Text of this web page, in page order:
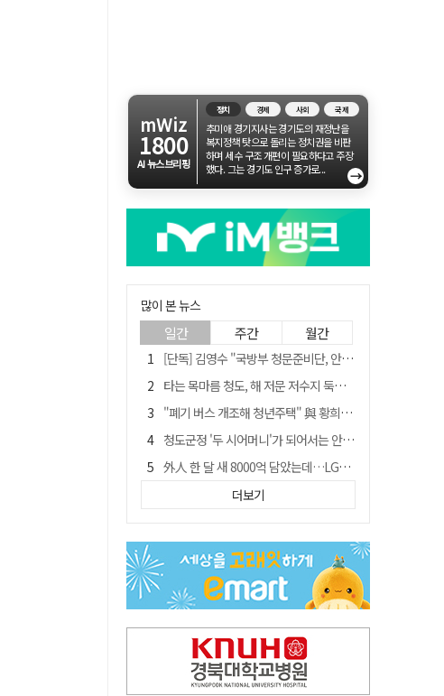
mWiz
1800
AI 뉴스브리핑
정치 경제 사회 국제
추미애 경기지사는 경기도의 재정난을
복지정책 탓으로 돌리는 정치권을 비판
하며 세수 구조 개편이 필요하다고 주장
했다. 그는 경기도 인구 증가로...
→
많이 본 뉴스
일간 주간 월간
[단독] 김영수 "국방부 청문준비단, 안규백 탈영 알고있었다"
타는 목마름 청도, 해 저문 저수지 둑에 군수가 서 있었다
"폐기 버스 개조해 청년주택" 與 황희…'딸 학비는 年 4200만원'
청도군정 '두 시어머니'가 되어서는 안된다
外人 한 달 새 8000억 담았는데…LG이노텍 목표주가는 왜 엇갈릴까
임시휴업 들어갔던 홈플러스 영주점, 7일 영업 재개…지하 1층만 운영
SK하이닉스, 주당 375원 분기 배당 공시…"3분기 중 주주환원 방안 확정"
이의준 전 경북도 새마을봉사과장, 제28대 울릉군 부군수 취임
"상법개정해도 주주가 '봉'"…하이닉스 솔리다임 상장설에 술렁[개미와글와글]
더보기